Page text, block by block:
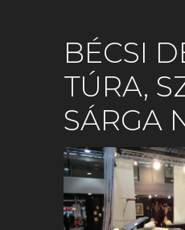
BÉCSI
TÚRA,
SÁRGA